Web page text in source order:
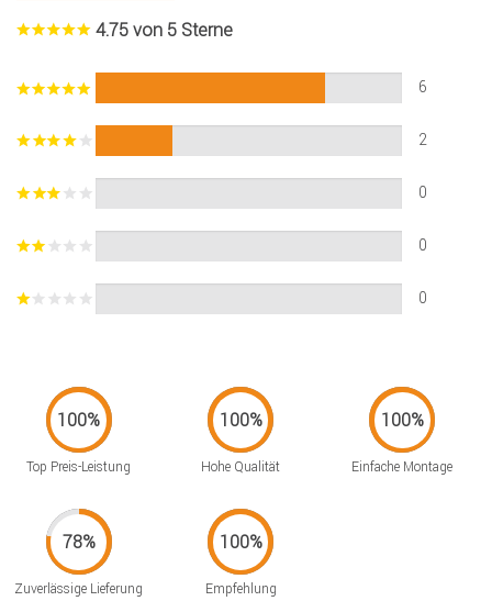
4.75 von 5 Sterne
6
2
0
0
0
Top Preis-Leistung Hohe Qualität Einfache Montage
Zuverlässige Lieferung Empfehlung